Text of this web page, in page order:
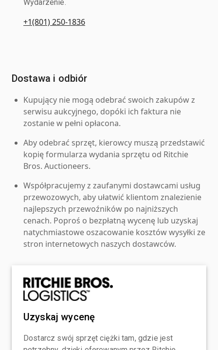
Wydarzenie.
+1(801) 250-1836
Dostawa i odbiór
Kupujący nie mogą odebrać swoich zakupów z
serwisu aukcyjnego, dopóki ich faktura nie
zostanie w pełni opłacona.
Aby odebrać sprzęt, kierowcy muszą przedstawić
kopię formularza wydania sprzętu od Ritchie
Bros. Auctioneers.
Współpracujemy z zaufanymi dostawcami usług
przewozowych, aby ułatwić klientom znalezienie
najlepszych przewoźników po najniższych
cenach. Poproś o bezpłatną wycenę lub uzyskaj
natychmiastowe oszacowanie kosztów wysyłki ze
stron internetowych naszych dostawców.
Uzyskaj wycenę
Dostarcz swój sprzęt ciężki tam, gdzie jest